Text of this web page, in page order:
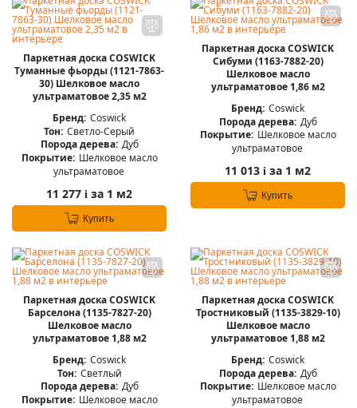
Паркетная доска COSWICK
Туманные фьорды (1121-7863-
30) Шелковое масло
ультраматовое 2,35 м2
Бренд: Coswick
Тон: Светло-Серый
Порода дерева: Дуб
Покрытие: Шелковое масло
ультраматовое
11 277 i за 1 м2
Купить
Паркетная доска COSWICK
Сибуми (1163-7882-20)
Шелковое масло
ультраматовое 1,86 м2
Бренд: Coswick
Порода дерева: Дуб
Покрытие: Шелковое масло
ультраматовое
11 013 i за 1 м2
Купить
Паркетная доска COSWICK
Барселона (1135-7827-20)
Шелковое масло
ультраматовое 1,88 м2
Бренд: Coswick
Тон: Светлый
Порода дерева: Дуб
Покрытие: Шелковое масло
Паркетная доска COSWICK
Тростниковый (1135-3829-10)
Шелковое масло
ультраматовое 1,88 м2
Бренд: Coswick
Порода дерева: Дуб
Покрытие: Шелковое масло
ультраматовое